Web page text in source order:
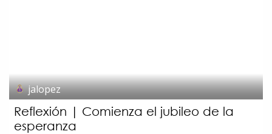
jalopez
Reflexión | Comienza el jubileo de la
esperanza